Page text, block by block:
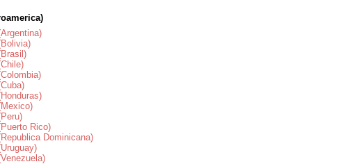
Rico)
Dominicana)